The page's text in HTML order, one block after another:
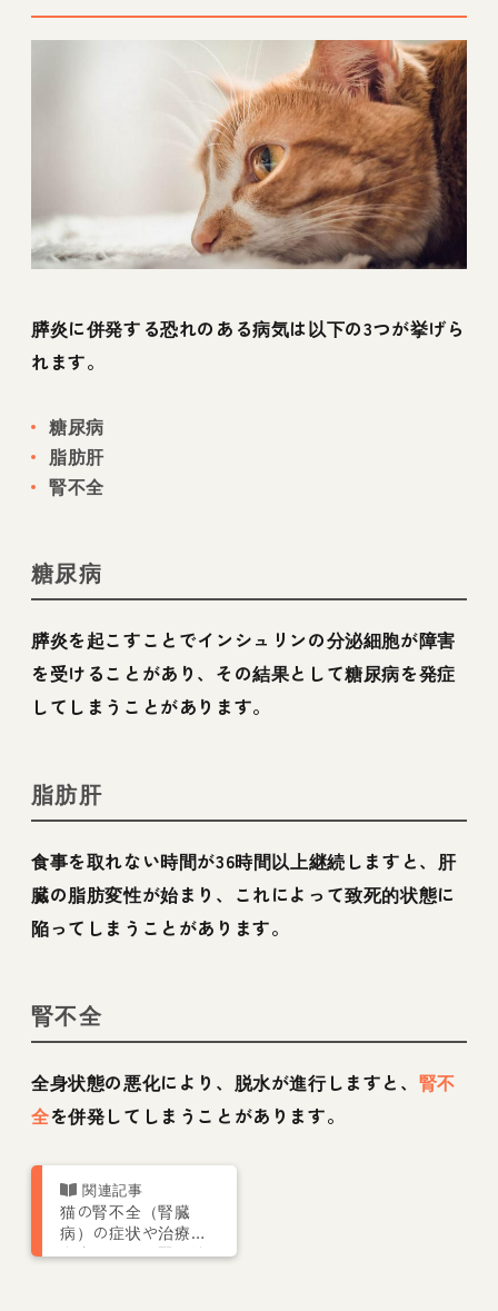
膵炎に併発する恐れのある病気は以下の3つが挙げら
れます。
糖尿病
脂肪肝
腎不全
糖尿病
膵炎を起こすことでインシュリンの分泌細胞が障害
を受けることがあり、その結果として糖尿病を発症
してしまうことがあります。
脂肪肝
食事を取れない時間が36時間以上継続しますと、肝
臓の脂肪変性が始まり、これによって致死的状態に
陥ってしまうことがあります。
腎不全
全身状態の悪化により、脱水が進行しますと、 腎不
全を併発してしまうことがあります。
猫の腎不全（腎臓
病）の症状や治療・
食事について腎・泌